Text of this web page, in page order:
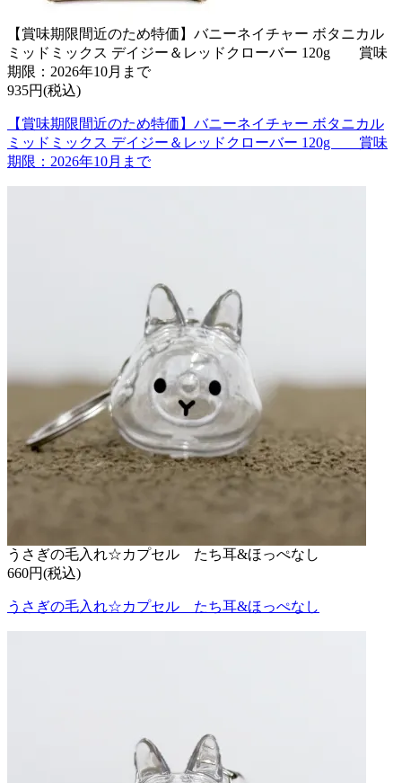
【賞味期限間近のため特価】バニーネイチャー ボタニカル
ミッドミックス デイジー＆レッドクローバー 120g 賞味
期限：2026年10月まで
935円(税込)
【賞味期限間近のため特価】バニーネイチャー ボタニカル
ミッドミックス デイジー＆レッドクローバー 120g 賞味
期限：2026年10月まで
うさぎの毛入れ☆カプセル たち耳&ほっぺなし
660円(税込)
うさぎの毛入れ☆カプセル たち耳&ほっぺなし